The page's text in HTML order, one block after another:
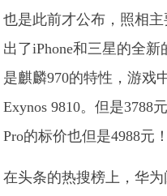
也是此前才公布，照相
出了iPhone和三星的全
是麒麟970的特性，游戏
Exynos 9810。但是3788
Pro的标价也但是4988元！
在头条的热搜榜上，华